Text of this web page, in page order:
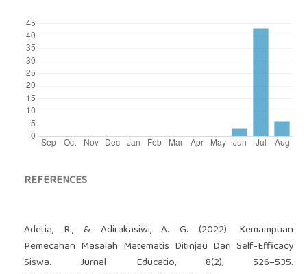
REFERENCES
Adetia, R., & Adirakasiwi, A. G. (2022). Kemampuan
Pemecahan Masalah Matematis Ditinjau Dari Self-Efficacy
Siswa. Jurnal Educatio, 8(2), 526–535.